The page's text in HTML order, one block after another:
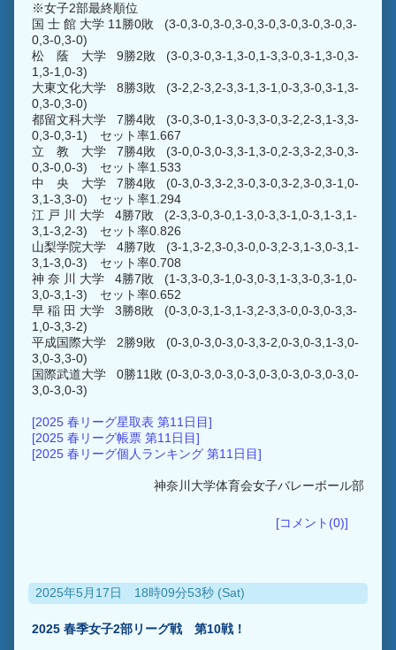
※女子2部最終順位
国 士 館 大学 11勝0敗 (3-0,3-0,3-0,3-0,3-0,3-0,3-0,3-0,3-
0,3-0,3-0)
松 蔭 大学 9勝2敗 (3-0,3-0,3-1,3-0,1-3,3-0,3-1,3-0,3-
1,3-1,0-3)
大東文化大学 8勝3敗 (3-2,2-3,2-3,3-1,3-1,0-3,3-0,3-1,3-
0,3-0,3-0)
都留文科大学 7勝4敗 (3-0,3-0,1-3,0-3,3-0,3-2,2-3,1-3,3-
0,3-0,3-1) セット率1.667
立 教 大学 7勝4敗 (3-0,0-3,0-3,3-1,3-0,2-3,3-2,3-0,3-
0,3-0,0-3) セット率1.533
中 央 大学 7勝4敗 (0-3,0-3,3-2,3-0,3-0,3-2,3-0,3-1,0-
3,1-3,3-0) セット率1.294
江 戸 川 大学 4勝7敗 (2-3,3-0,3-0,1-3,0-3,3-1,0-3,1-3,1-
3,1-3,2-3) セット率0.826
山梨学院大学 4勝7敗 (3-1,3-2,3-0,3-0,0-3,2-3,1-3,0-3,1-
3,1-3,0-3) セット率0.708
神 奈 川 大学 4勝7敗 (1-3,3-0,3-1,0-3,0-3,1-3,3-0,3-1,0-
3,0-3,1-3) セット率0.652
早 稲 田 大学 3勝8敗 (0-3,0-3,1-3,1-3,2-3,3-0,0-3,0-3,3-
1,0-3,3-2)
平成国際大学 2勝9敗 (0-3,0-3,0-3,0-3,3-2,0-3,0-3,1-3,0-
3,0-3,3-0)
国際武道大学 0勝11敗 (0-3,0-3,0-3,0-3,0-3,0-3,0-3,0-3,0-
3,0-3,0-3)
[2025 春リーグ星取表 第11日目]
[2025 春リーグ帳票 第11日目]
[2025 春リーグ個人ランキング 第11日目]
神奈川大学体育会女子バレーボール部
[コメント(0)]
2025年5月17日 18時09分53秒 (Sat)
2025 春季女子2部リーグ戦 第10戦！